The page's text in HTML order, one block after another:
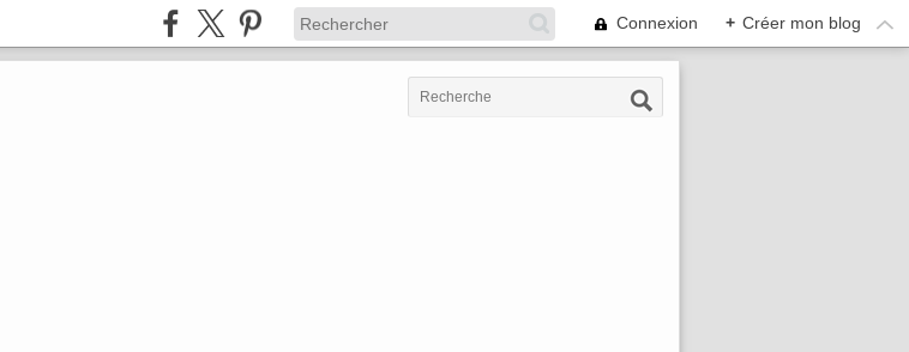
Connexion + Créer mon blog